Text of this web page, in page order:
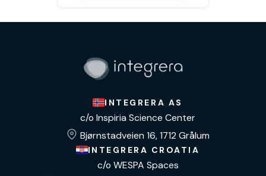
INTEGRERA AS
c/o Inspiria Science Center
Bjørnstadveien 16, 1712 Grålum
INTEGRERA CROATIA
c/o WESPA Spaces